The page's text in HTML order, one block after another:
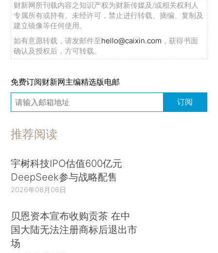
财新网所刊载内容之知识产权为财新传媒及/或相关权利人
专属所有或持有。未经许可，禁止进行转载、摘编、复制及
建立镜像等任何使用。
如有意愿转载，请发邮件至hello@caixin.com ，获得书面
确认及授权后，方可转载。
免费订阅财新网主编精选版电邮
订阅
推荐阅读
宇树科技IPO估值600亿元
DeepSeek参与战略配售
2026年08月06日
贝恩资本宣布收购贡茶 在中
国大陆无法注册商标后退出市
场